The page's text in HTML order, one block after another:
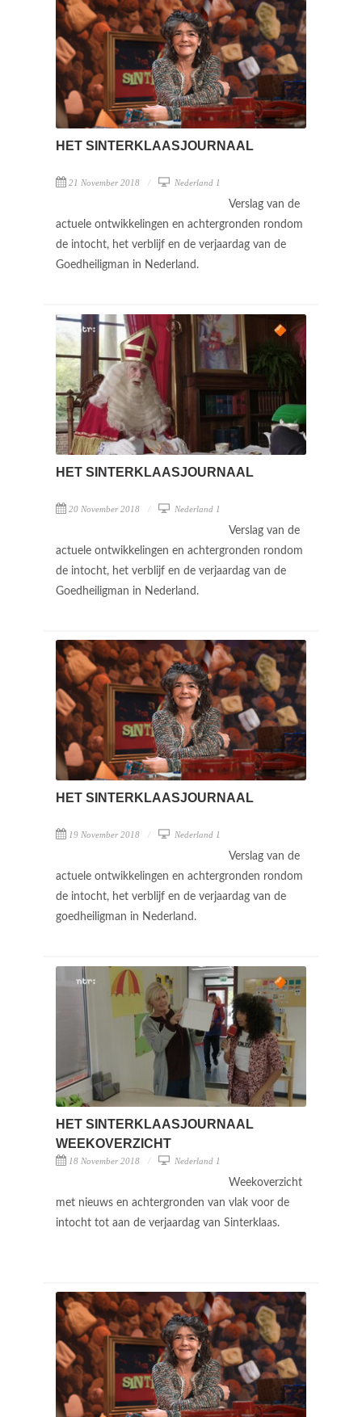
HET SINTERKLAASJOURNAAL
21 November 2018 Nederland 1
Verslag van de
actuele ontwikkelingen en achtergronden rondom
de intocht, het verblijf en de verjaardag van de
Goedheiligman in Nederland.
HET SINTERKLAASJOURNAAL
20 November 2018 Nederland 1
Verslag van de
actuele ontwikkelingen en achtergronden rondom
de intocht, het verblijf en de verjaardag van de
Goedheiligman in Nederland.
HET SINTERKLAASJOURNAAL
19 November 2018 Nederland 1
Verslag van de
actuele ontwikkelingen en achtergronden rondom
de intocht, het verblijf en de verjaardag van de
goedheiligman in Nederland.
HET SINTERKLAASJOURNAAL
WEEKOVERZICHT
18 November 2018 Nederland 1
Weekoverzicht
met nieuws en achtergronden van vlak voor de
intocht tot aan de verjaardag van Sinterklaas.